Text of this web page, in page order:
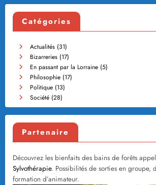
Catégories
Actualités (31)
Bizarreries (17)
En passant par la Lorraine (5)
Philosophie (17)
Politique (13)
Société (28)
Partenaire
Découvrez les bienfaits des bains de forêts
Sylvothérapie. Possibilités de sorties en groupe,
formation d’animateur.